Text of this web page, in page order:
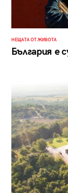
НЕЩАТА ОТ ЖИВОТА
България е